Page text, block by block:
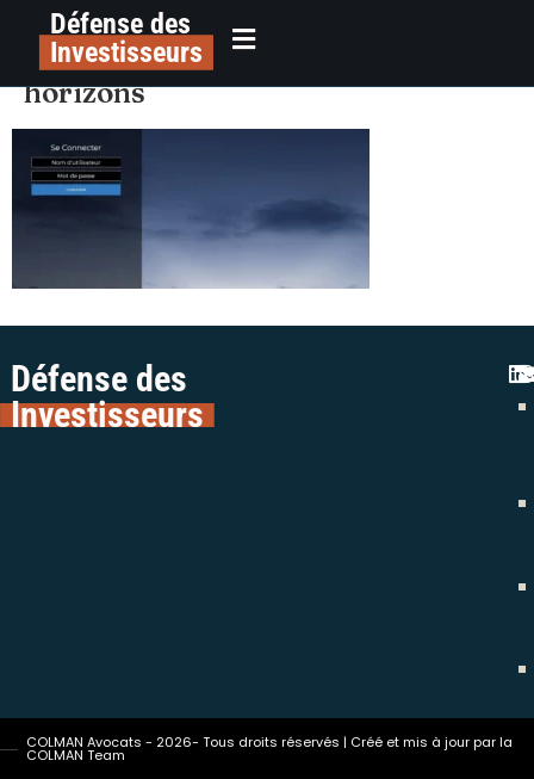
principalDéfense des
Investisseurs
alerte arnaque investissements
colman avocats épargne avis vert
horizons
Défense des
Investisseurs
COLMAN Avocats - 2026- Tous droits réservés | Créé et mis à jour par la
COLMAN Team